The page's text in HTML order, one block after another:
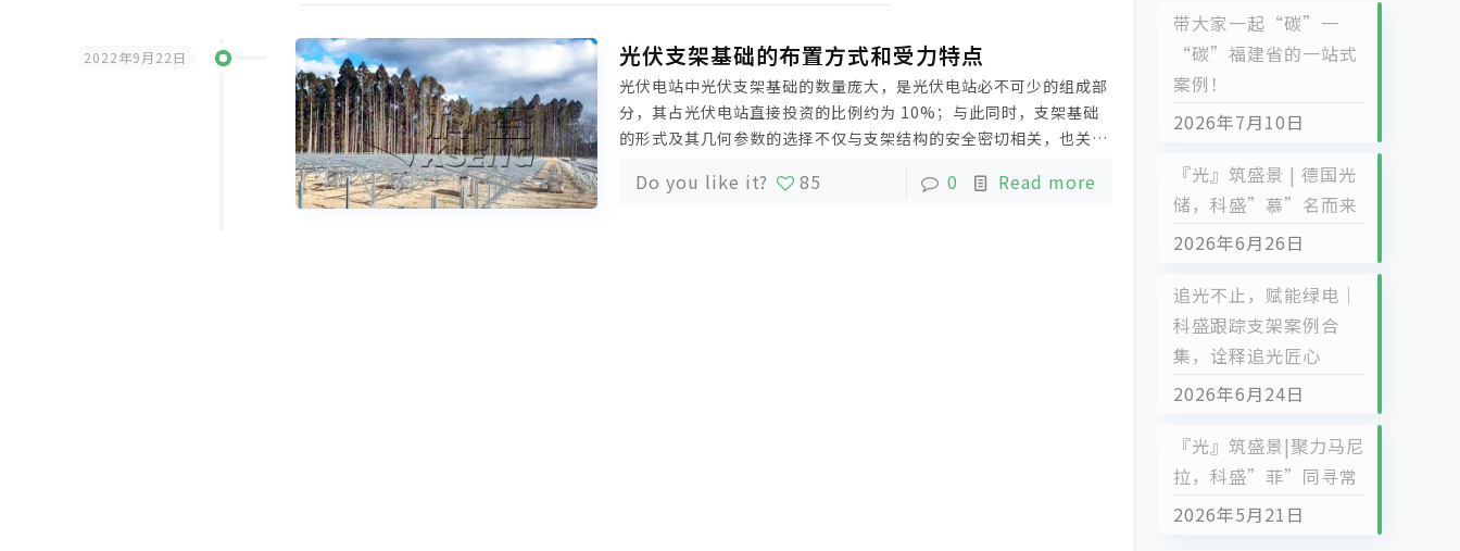
2022年9月22日 光伏支架基础的布置方式和受力特点
光伏电站中光伏支架基础的数量庞大，是光伏电站必不可少的组成部
分，其占光伏电站直接投资的比例约为 10%；与此同时，支架基础
的形式及其几何参数的选择不仅与支架结构的安全密切相关，也关系
到施工的进度和光伏电站的投资效益。今天科盛小编就为大家介绍：
光伏支架基础的各种布置方式及其受力特点。
Do you like it? 85 0 Read more
带大家一起“碳”一
“碳”福建省的一站式
案例！
2026年7月10日
『光』筑盛景 | 德国光
储，科盛”慕”名而来
2026年6月26日
追光不止，赋能绿电｜
科盛跟踪支架案例合
集，诠释追光匠心
2026年6月24日
『光』筑盛景|聚力马尼
拉，科盛”菲”同寻常
2026年5月21日